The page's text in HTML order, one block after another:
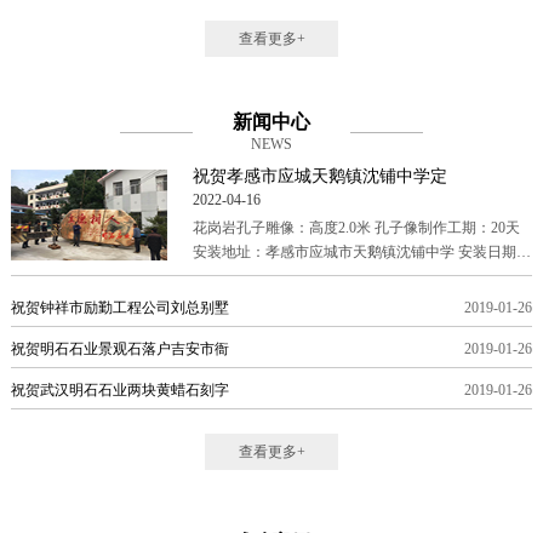
查看更多+
新闻中心
NEWS
祝贺孝感市应城天鹅镇沈铺中学定
2022-04-16
花岗岩孔子雕像：高度2.0米 孔子像制作工期：20天
安装地址：孝感市应城市天鹅镇沈铺中学 安装日期：
2018年7月 石雕孔子像是参考吴道子版孔子唐代吴道
祝贺钟祥市励勤工程公司刘总别墅
2019-01-26
祝贺明石石业景观石落户吉安市衙 2019-01-26
祝贺武汉明石石业两块黄蜡石刻字 2019-01-26
查看更多+